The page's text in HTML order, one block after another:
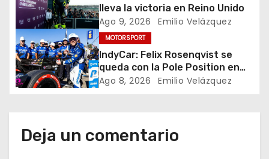
ó
n
d
n
lleva la victoria en Reino Unido
Ago 9, 2026 Emilio Velázquez
MOTORSPORT
IndyCar: Felix Rosenqvist se
queda con la Pole Position en
Portland
Ago 8, 2026 Emilio Velázquez
Deja un comentario